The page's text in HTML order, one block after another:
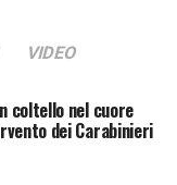
VIDEO
coltello nel cuore
dei Carabinieri